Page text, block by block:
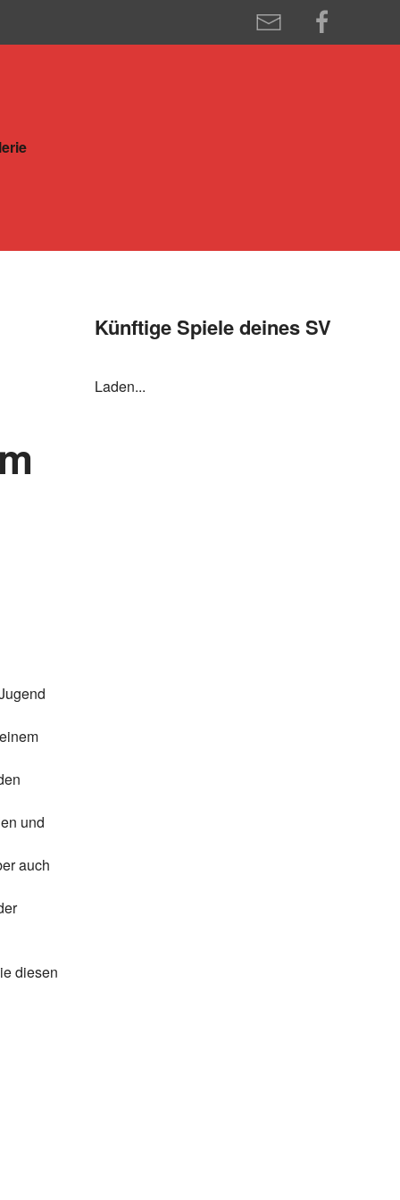
und
auch
diesen
Künftige Spiele deines SV
Laden...